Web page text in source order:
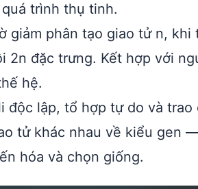
trình thụ tinh.
giảm phân tạo giao tử n,
2n đặc trưng. Kết hợp với
hệ.
độc lập, tổ hợp tự do và
tử khác nhau về kiểu gen
hóa và chọn giống.